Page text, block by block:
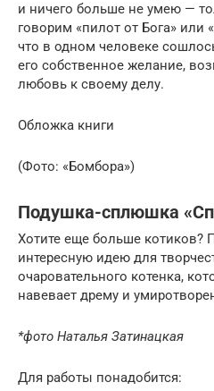
и ничего больше не умею —
говорим «пилот от Бога» или
что в одном человеке
его собственное желание,
любовь к своему делу.
Обложка книги
(Фото: «Бомбора»)
Подушка-сплюшка
Хотите еще больше котиков?
интересную идею для
очаровательного котенка,
навевает дрему и
*фото Наталья Затинацкая
Для работы понадобится: